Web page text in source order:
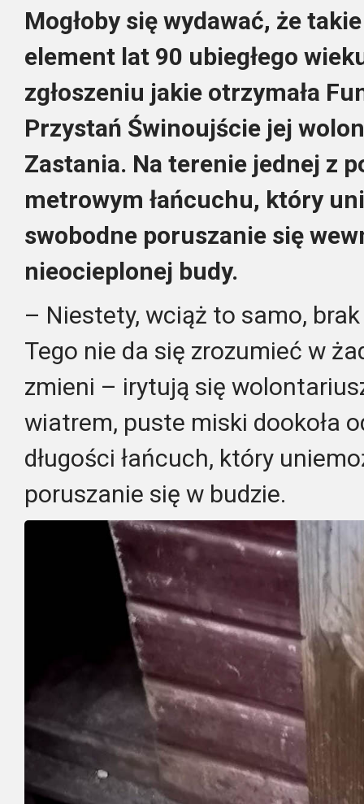
Mogłoby się wydawać, że
element lat 90 ubiegłego
zgłoszeniu jakie otrzymała
Przystań Świnoujście jej
Zastania. Na terenie jednej z
metrowym łańcuchu, który
swobodne poruszanie się
nieocieplonej budy.
– Niestety, wciąż to samo,
Tego nie da się zrozumieć w
zmieni – irytują się
wiatrem, puste miski dookoła
długości łańcuch, który
poruszanie się w budzie.